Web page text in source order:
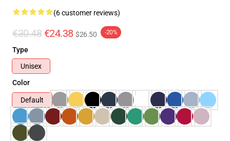
(6 customer reviews)
€30.48 €24.38 $26.50 -20%
Type
Unisex
Color
Default